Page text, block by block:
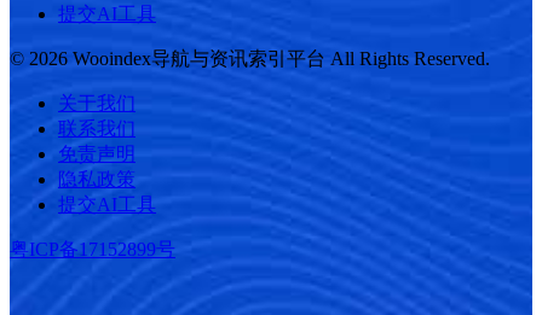
提交AI工具
© 2026 Wooindex导航与资讯索引平台 All Rights Reserved.
关于我们
联系我们
免责声明
隐私政策
提交AI工具
粤ICP备17152899号